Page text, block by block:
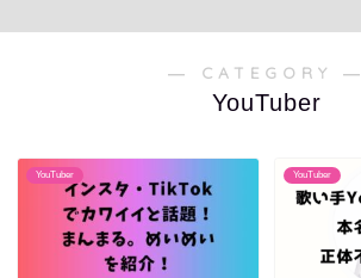
― CATEGORY ―
YouTuber
YouTuber YouTuber